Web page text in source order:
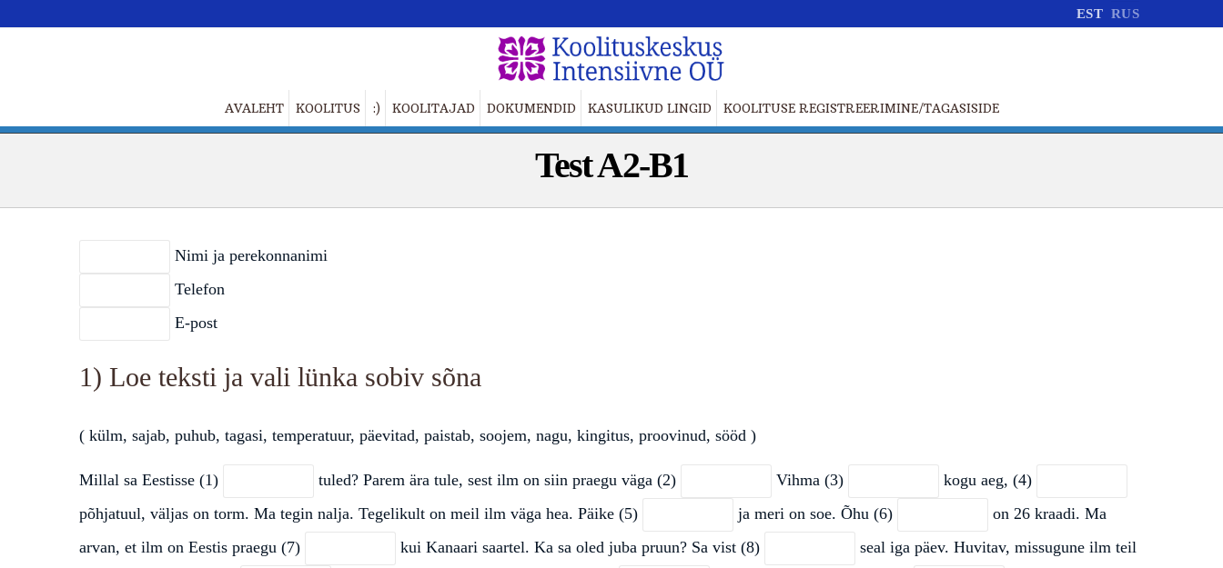
EST RUS
AVALEHT KOOLITUS :) KOOLITAJAD DOKUMENDID KASULIKUD LINGID KOOLITUSE REGISTREERIMINE/TAGASISIDE
Test A2-B1
Nimi ja perekonnanimi
Telefon
E-post
1) Loe teksti ja vali lünka sobiv sõna
( külm, sajab, puhub, tagasi, temperatuur, päevitad, paistab, soojem, nagu, kingitus, proovinud, sööd )
Millal sa Eestisse (1) tuled? Parem ära tule, sest ilm on siin praegu väga (2) Vihma (3)
kogu aeg, (4)
põhjatuul, väljas on torm. Ma tegin nalja. Tegelikult on meil ilm väga hea. Päike (5)
ja meri on soe. Õhu (6)
on 26 kraadi. Ma
arvan, et ilm on Eestis praegu (7)
kui Kanaari saartel. Ka sa oled juba pruun? Sa vist (8)
seal iga päev. Huvitav, missugune ilm teil